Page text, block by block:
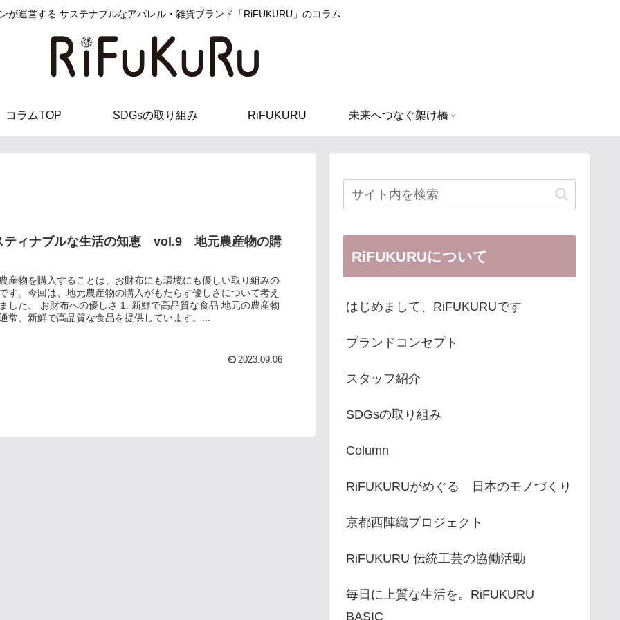
が運営する サステナブルなアパレル・雑貨ブランド「RiFUKURU」のコラム
コラムTOP SDGsの取り組み RiFUKURU 未来へつなぐ架け橋
ティナブルな生活の知恵 vol.9 地元農産物の購
産物を購入することは、お財布にも環境にも優しい取り組みの
す。今回は、地元農産物の購入がもたらす優しさについて考え
した。 お財布への優しさ 1. 新鮮で高品質な食品 地元の農産物
常、新鮮で高品質な食品を提供しています。...
2023.09.06
RiFUKURUについて
はじめまして、RiFUKURUです
ブランドコンセプト
スタッフ紹介
SDGsの取り組み
Column
RiFUKURUがめぐる 日本のモノづくり
京都西陣織プロジェクト
RiFUKURU 伝統工芸の協働活動
毎日に上質な生活を。RiFUKURU
BASIC